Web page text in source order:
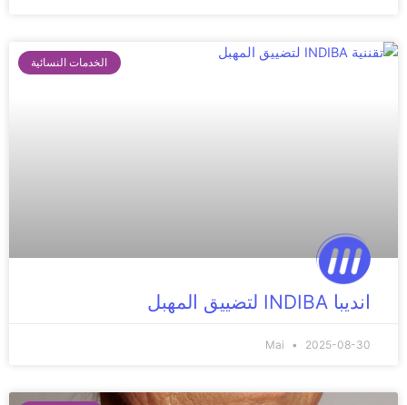
الخدمات النسائية
انديبا INDIBA لتضييق المهبل
Mai 2025-08-30